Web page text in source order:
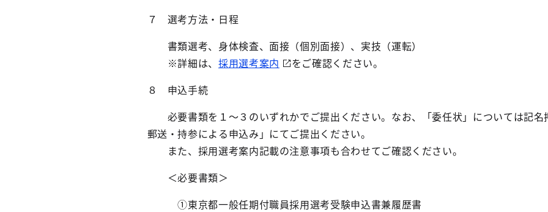
７ 選考方法・日程
書類選考、身体検査、面接（個別面接）、実技（運転）
※詳細は、 採用選考案内
をご確認ください。
８ 申込手続
必要書類を１～３のいずれかでご提出ください。なお、「委任状」については記
郵送・持参による申込み」にてご提出ください。
また、採用選考案内記載の注意事項も合わせてご確認ください。
＜必要書類＞
①東京都一般任期付職員採用選考受験申込書兼履歴書